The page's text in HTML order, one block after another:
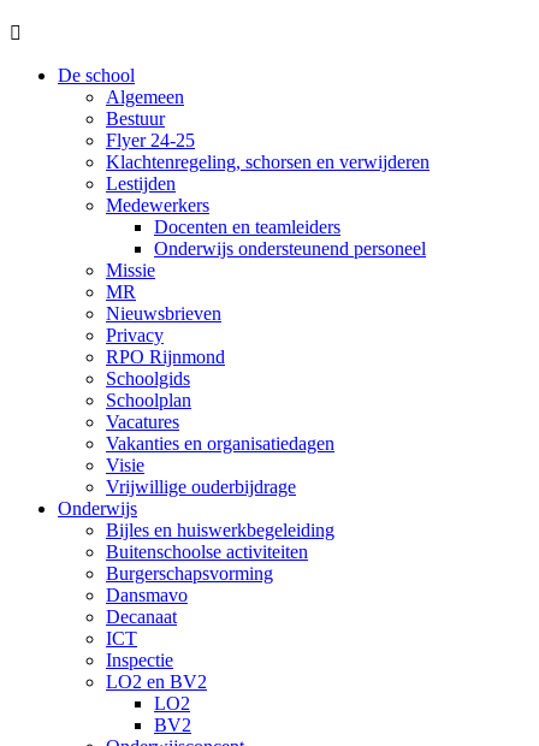

De school
Algemeen
Bestuur
Flyer 24-25
Klachtenregeling, schorsen en verwijderen
Lestijden
Medewerkers
Docenten en teamleiders
Onderwijs ondersteunend personeel
Missie
MR
Nieuwsbrieven
Privacy
RPO Rijnmond
Schoolgids
Schoolplan
Vacatures
Vakanties en organisatiedagen
Visie
Vrijwillige ouderbijdrage
Onderwijs
Bijles en huiswerkbegeleiding
Buitenschoolse activiteiten
Burgerschapsvorming
Dansmavo
Decanaat
ICT
Inspectie
LO2 en BV2
LO2
BV2